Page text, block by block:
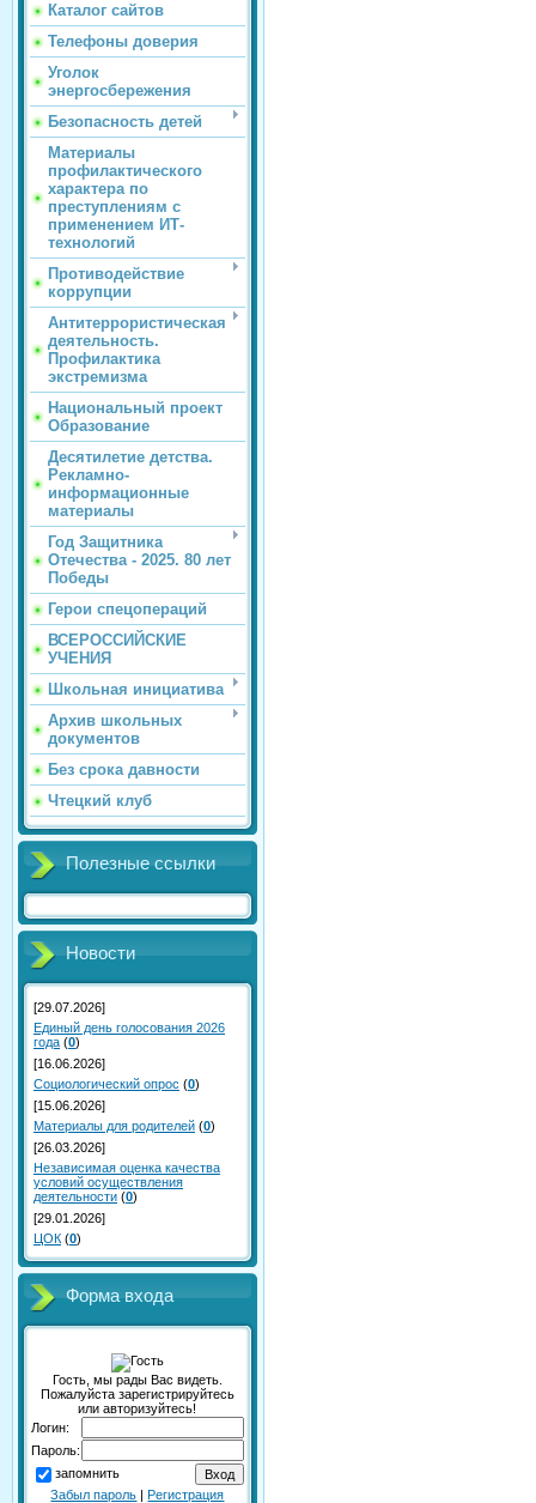
Каталог сайтов
Телефоны доверия
Уголок
энергосбережения
Безопасность детей
Материалы
профилактического
характера по
преступлениям с
применением ИТ-
технологий
Противодействие
коррупции
Антитеррористическая
деятельность.
Профилактика
экстремизма
Национальный проект
Образование
Десятилетие детства.
Рекламно-
информационные
материалы
Год Защитника
Отечества - 2025. 80 лет
Победы
Герои спецопераций
ВСЕРОССИЙСКИЕ
УЧЕНИЯ
Школьная инициатива
Архив школьных
документов
Без срока давности
Чтецкий клуб
Полезные ссылки
Новости
[29.07.2026]
Единый день голосования 2026
года (0)
[16.06.2026]
Социологический опрос (0)
[15.06.2026]
Материалы для родителей (0)
[26.03.2026]
Независимая оценка качества
условий осуществления
деятельности (0)
[29.01.2026]
ЦОК (0)
Форма входа
Гость, мы рады Вас видеть.
Пожалуйста зарегистрируйтесь
или авторизуйтесь!
Логин:
Пароль:
запомнить
Забыл пароль |Регистрация